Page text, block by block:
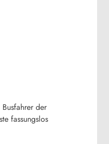
der
fassungslos